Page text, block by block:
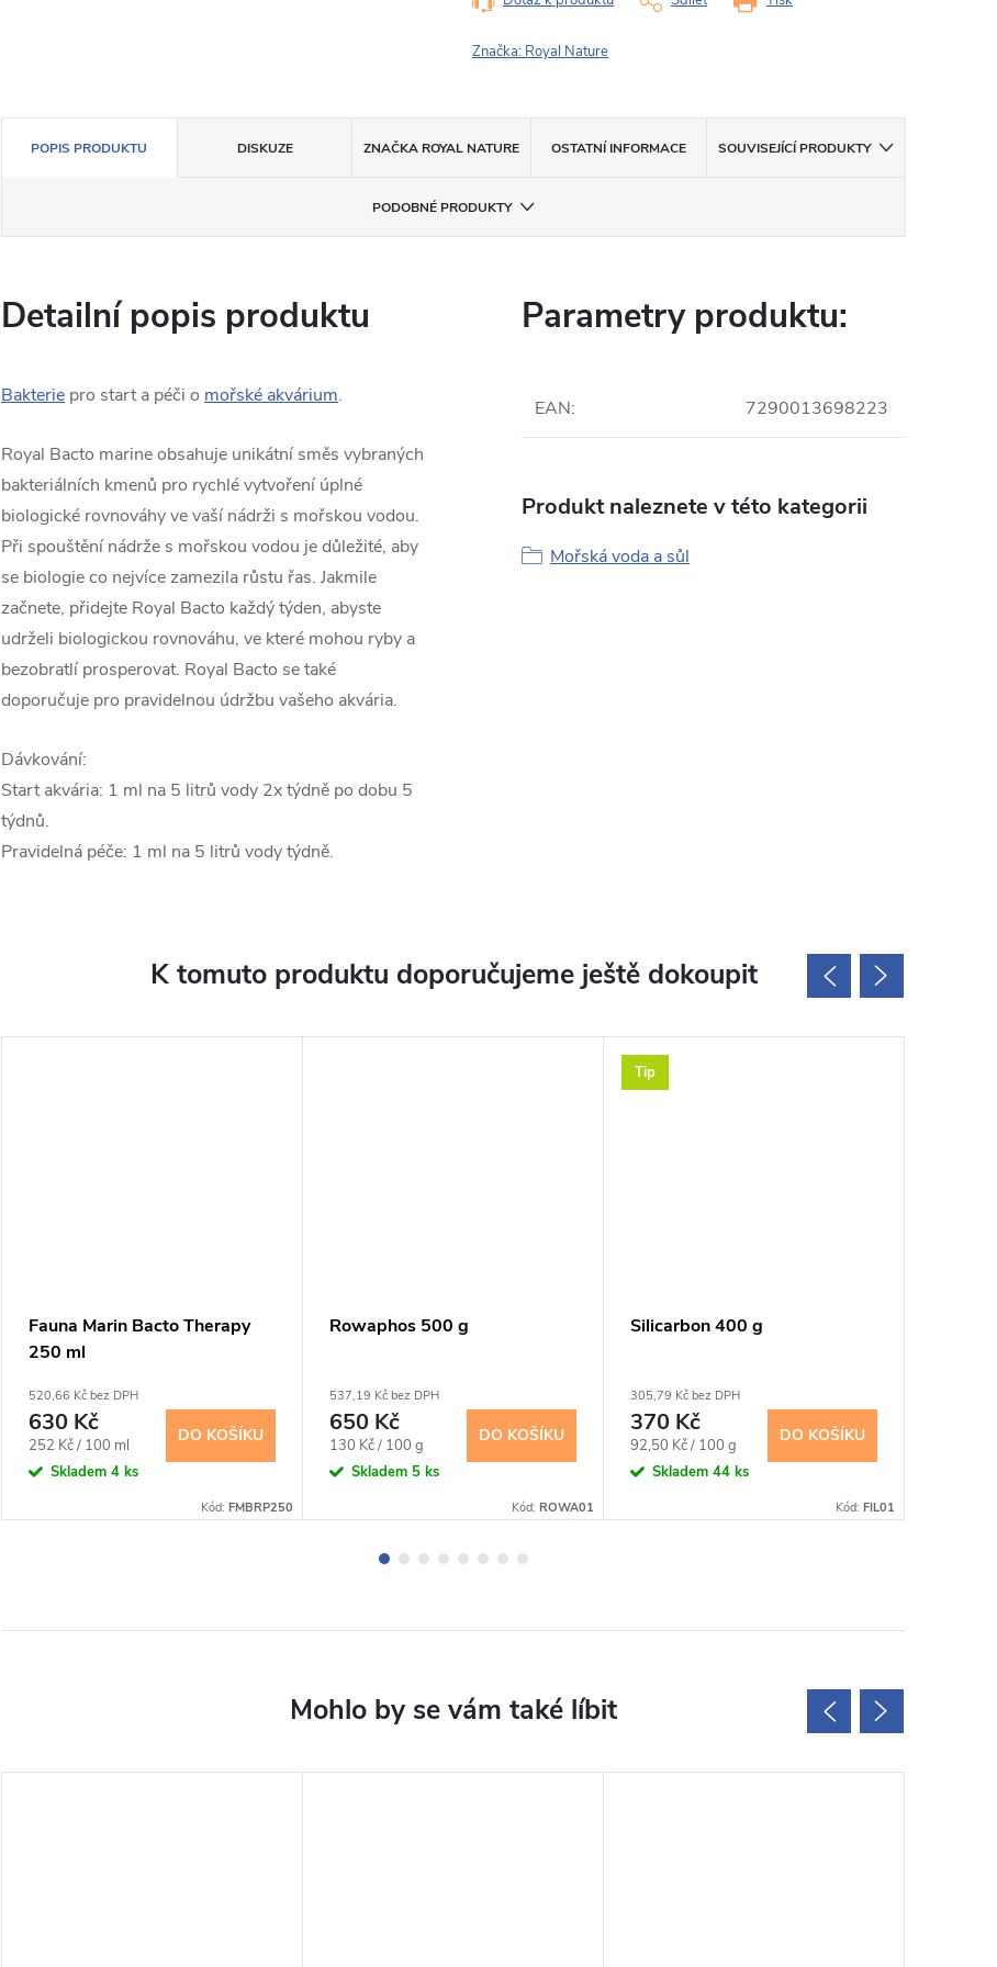
Značka: Royal Nature
POPIS PRODUKTU DISKUZE ZNAČKA ROYAL NATURE OSTATNÍ INFORMACE SOUVISEJÍCÍ PRODUKTY
PODOBNÉ PRODUKTY
Detailní popis produktu
Bakterie pro start a péči o mořské akvárium.
Royal Bacto marine obsahuje unikátní směs vybraných
bakteriálních kmenů pro rychlé vytvoření úplné
biologické rovnováhy ve vaší nádrži s mořskou vodou.
Při spouštění nádrže s mořskou vodou je důležité, aby
se biologie co nejvíce zamezila růstu řas. Jakmile
začnete, přidejte Royal Bacto každý týden, abyste
udrželi biologickou rovnováhu, ve které mohou ryby a
bezobratlí prosperovat. Royal Bacto se také
doporučuje pro pravidelnou údržbu vašeho akvária.
Dávkování:
Start akvária: 1 ml na 5 litrů vody 2x týdně po dobu 5
týdnů.
Pravidelná péče: 1 ml na 5 litrů vody týdně.
Parametry produktu:
EAN: 7290013698223
Produkt naleznete v této kategorii
Mořská voda a sůl
K tomuto produktu doporučujeme ještě dokoupit
Fauna Marin Bacto Therapy
250 ml
520,66 Kč bez DPH
630 Kč
Měrná
cena:
252 Kč / 100 ml
Skladem 4 ks
DO KOŠÍKU
Kód: FMBRP250
Rowaphos 500 g
537,19 Kč bez DPH
650 Kč
Měrná
cena:
130 Kč / 100 g
Skladem 5 ks
DO KOŠÍKU
Kód: ROWA01
Tip
Silicarbon 400 g
305,79 Kč bez DPH
370 Kč
Měrná
cena:
92,50 Kč / 100 g
Skladem 44 ks
DO KOŠÍKU
Kód: FIL01